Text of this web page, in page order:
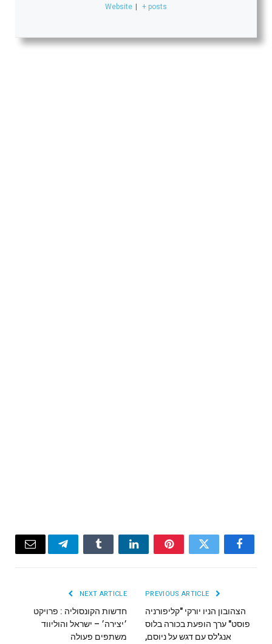
Website | + posts
Facebook
Twitter
Pinterest
LinkedIn
Tumblr
Telegram
Email
הצהובון הניו יורקי "קליפורניה
פוסט" ערך הופעת בכורה בלוס
אנג'לס עם דגש על ניוסם,
NEXT ARTICLE
‬משתפים‭ ‬פעולה